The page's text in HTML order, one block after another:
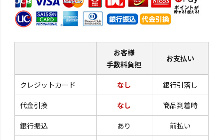
お客様
手数料負担
お支払い
クレジットカード なし 銀行引落し
代金引換 なし 商品到着時
銀行振込 あり 前払い